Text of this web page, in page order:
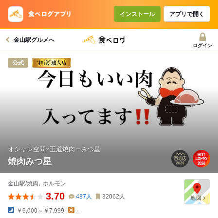
インストール アプリで開く
金山駅グルメへ
ログイン
公式
オシャレ空間×王道焼肉＝みつ星
焼肉みつ星
金山駅/焼肉､ ホルモン
3.70 487 人 32062 人
￥6,000～￥7,999 -